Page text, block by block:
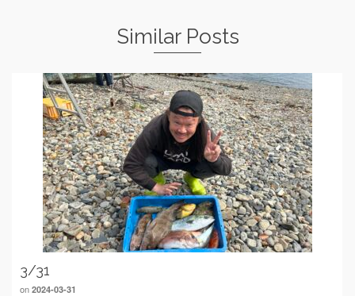
Similar Posts
3/31
on 2024-03-31